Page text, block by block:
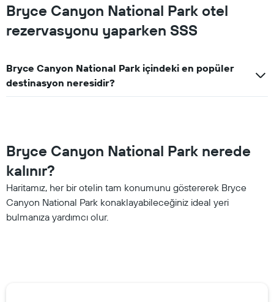
Bryce Canyon National Park otel
rezervasyonu yaparken SSS
Bryce Canyon National Park içindeki en popüler
destinasyon neresidir?
Bryce Canyon National Park nerede
kalınır?
Haritamız, her bir otelin tam konumunu göstererek Bryce
Canyon National Park konaklayabileceğiniz ideal yeri
bulmanıza yardımcı olur.